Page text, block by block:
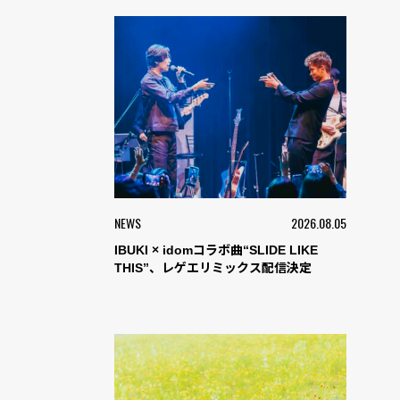
NEWS 2026.08.05
IBUKI × idomコラボ曲“SLIDE LIKE
THIS”、レゲエリミックス配信決定